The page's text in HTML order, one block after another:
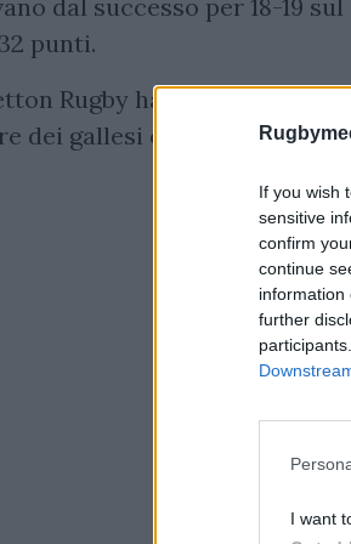
If you wish
sensitive
confirm
continue
information
further
I want
dal successo per 18-19
punti.
Rugby ha sconfitto
dei gallesi ed un pareggio.